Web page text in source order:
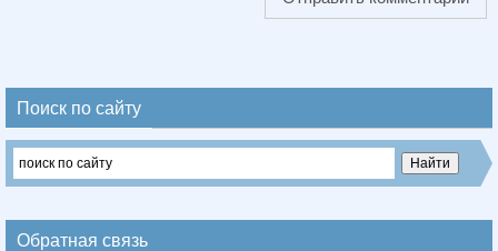
Поиск по сайту
Обратная связь